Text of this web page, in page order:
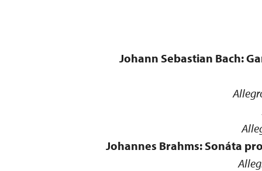
Johann Sebastian Bach:
Johannes Brahms: Sonáta